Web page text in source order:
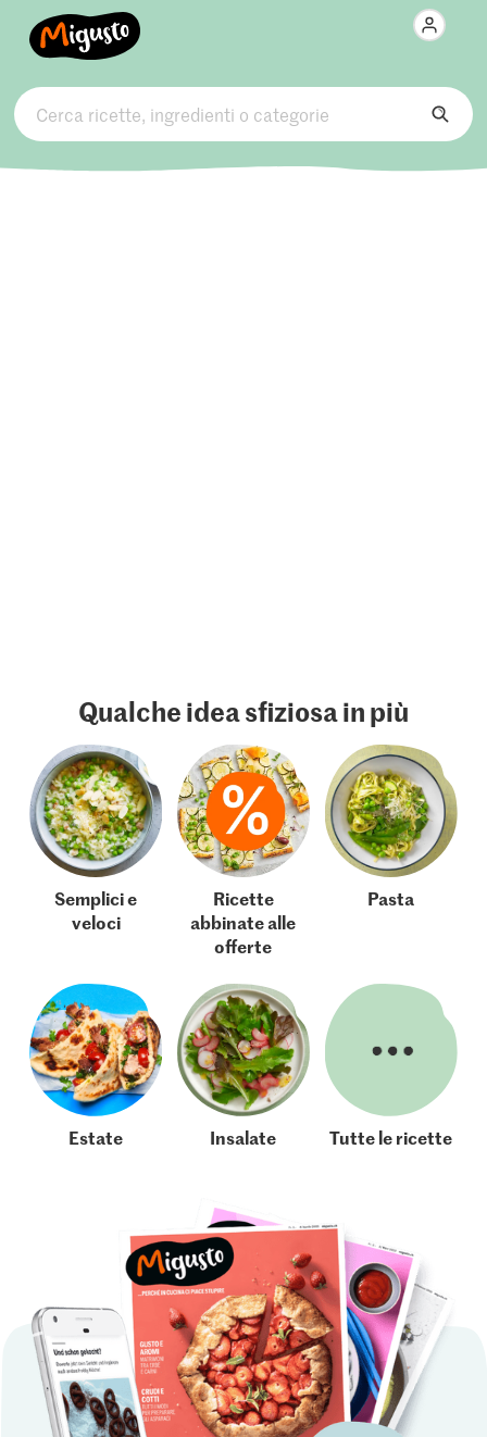
Qualche idea sfiziosa in più
Semplici e
veloci
Ricette
abbinate alle
offerte
Pasta
Estate Insalate Tutte le ricette